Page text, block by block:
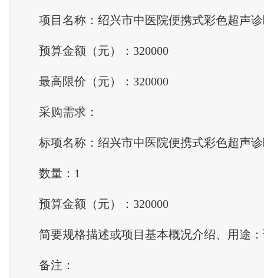
项目名称：绍兴市中医院便携式彩色超声诊
预算金额（元）：320000
最高限价（元）：320000
采购需求：
标项名称：绍兴市中医院便携式彩色超声诊
数量：1
预算金额（元）：320000
简要规格描述或项目基本概况介绍、用途：
备注：